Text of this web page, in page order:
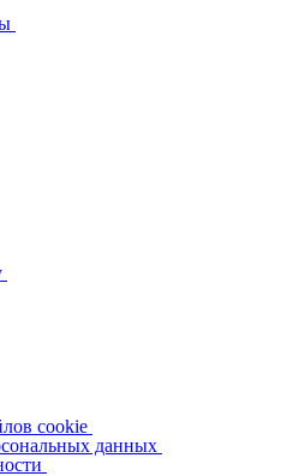
cookie
данных